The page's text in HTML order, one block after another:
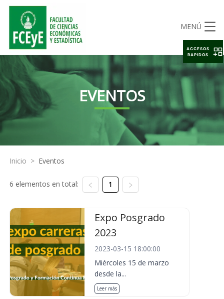
MENÚ
EVENTOS
Inicio > Eventos
6 elementos en total: 1
Expo Posgrado
2023
2023-03-15 18:00:00
Miércoles 15 de marzo
desde la...
Leer más
ACCESOS
RAPIDOS